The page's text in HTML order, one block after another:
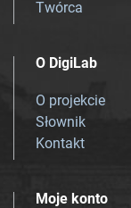
Twórca
O DigiLab
O projekcie
Słownik
Kontakt
Moje konto